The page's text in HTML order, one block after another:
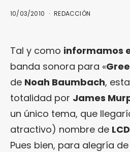
10/03/2010 REDACCIÓN
Tal y como informamos
banda sonora para «
de Noah Baumbach,
totalidad por James
un único tema, que
atractivo) nombre de
Pues bien, para alegría